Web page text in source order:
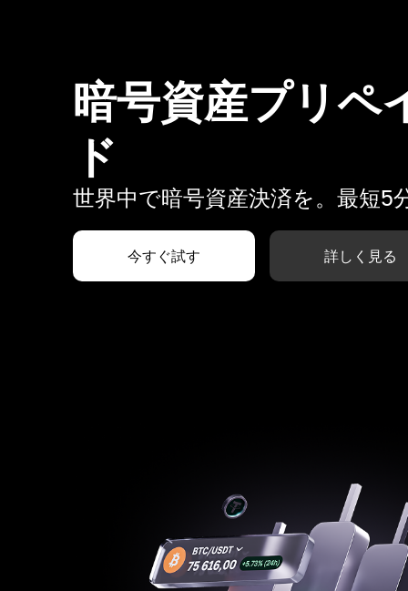
暗号資産プリペ
ド
世界中で暗号資産決済を。最短5
今すぐ試す 詳しく見る